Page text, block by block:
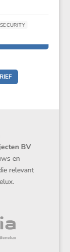
BV
en
relevant